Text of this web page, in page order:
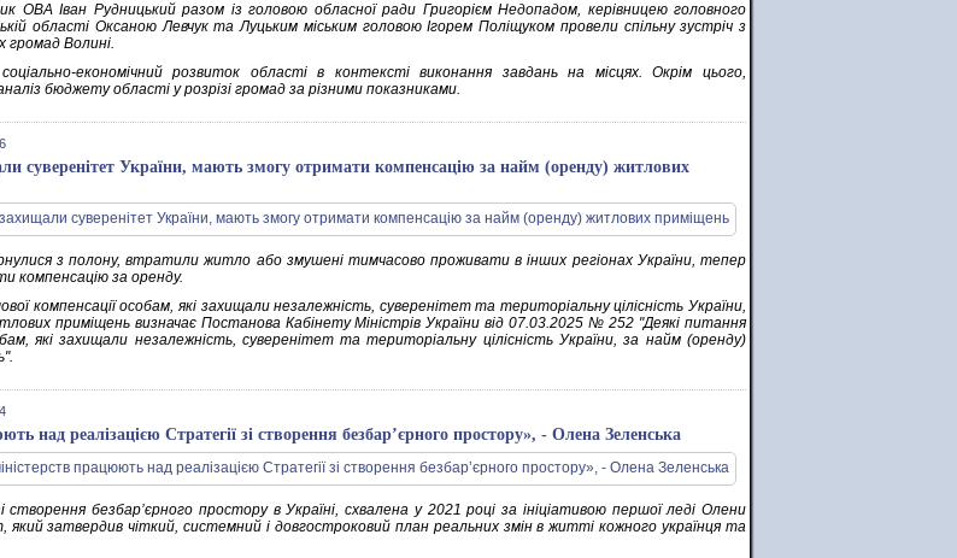
ОВА Іван Рудницький разом із головою обласної ради Григорієм Недопадом, керівницею головного
області Оксаною Левчук та Луцьким міським головою Ігорем Поліщуком провели спільну зустріч з
громад Волині.
економічний розвиток області в контексті виконання завдань на місцях. Окрім цього,
бюджету області у розрізі громад за різними показниками.
суверенітет України, мають змогу отримати компенсацію за найм (оренду) житлових
з полону, втратили житло або змушені тимчасово проживати в інших регіонах України, тепер
компенсацію за оренду.
компенсації особам, які захищали незалежність, суверенітет та територіальну цілісність України,
приміщень визначає Постанова Кабінету Міністрів України від 07.03.2025 № 252 "Деякі питання
які захищали незалежність, суверенітет та територіальну цілісність України, за найм (оренду)
над реалізацією Стратегії зі створення безбар’єрного простору», - Олена Зеленська
створення безбар’єрного простору в Україні, схвалена у 2021 році за ініціативою першої леді Олени
який затвердив чіткий, системний і довгостроковий план реальних змін в житті кожного українця та